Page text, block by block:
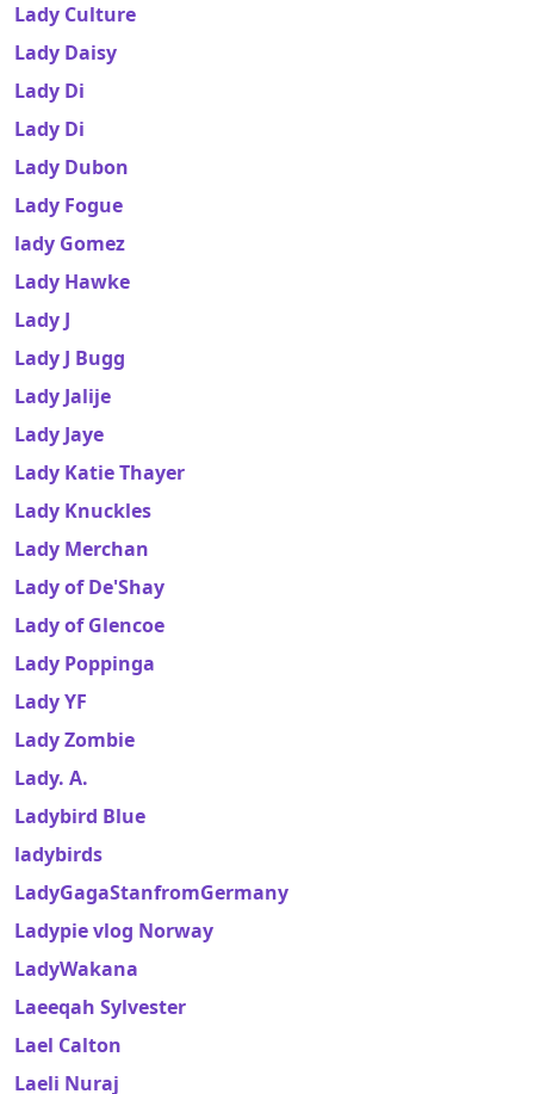
Lady Culture
Lady Daisy
Lady Di
Lady Di
Lady Dubon
Lady Fogue
lady Gomez
Lady Hawke
Lady J
Lady J Bugg
Lady Jalije
Lady Jaye
Lady Katie Thayer
Lady Knuckles
Lady Merchan
Lady of De'Shay
Lady of Glencoe
Lady Poppinga
Lady YF
Lady Zombie
Lady. A.
Ladybird Blue
ladybirds
LadyGagaStanfromGermany
Ladypie vlog Norway
LadyWakana
Laeeqah Sylvester
Lael Calton
Laeli Nuraj